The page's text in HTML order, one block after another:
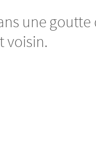
une goutte
voisin.